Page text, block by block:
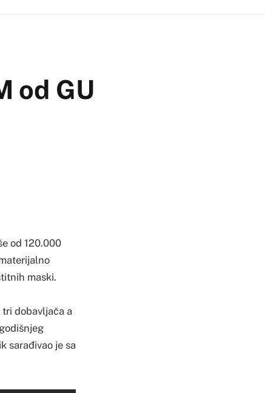
od GU
od 120.000
maski.
dobavljača a
sarađivao je sa